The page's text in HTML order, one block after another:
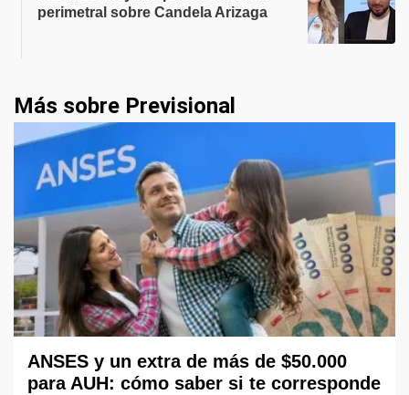
perimetral sobre Candela Arizaga
Más sobre Previsional
ANSES y un extra de más de $50.000
para AUH: cómo saber si te corresponde